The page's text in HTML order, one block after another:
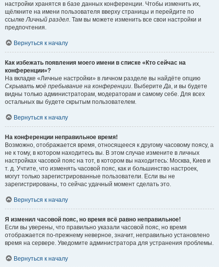
настройки хранятся в базе данных конференции. Чтобы изменить их,
щёлкните на имени пользователя вверху страницы и перейдите по
ссылкеЛичный раздел. Там вы можете изменить все свои настройки и
предпочтения.
Вернуться к началу
Как избежать появления моего имени в списке «Кто сейчас на
конференции»?
На вкладке «Личные настройки» в личном разделе вы найдёте опцию
Скрывать моё пребывание на конференции. ВыберитеДа, и вы будете
видны только администраторам, модераторам и самому себе. Для всех
остальных вы будете скрытым пользователем.
Вернуться к началу
На конференции неправильное время!
Возможно, отображается время, относящееся к другому часовому поясу, а
не к тому, в котором находитесь вы. В этом случае измените в личных
настройках часовой пояс на тот, в котором вы находитесь: Москва, Киев и
т. д. Учтите, что изменять часовой пояс, как и большинство настроек,
могут только зарегистрированные пользователи. Если вы не
зарегистрированы, то сейчас удачный момент сделать это.
Вернуться к началу
Я изменил часовой пояс, но время всё равно неправильное!
Если вы уверены, что правильно указали часовой пояс, но время
отображается по-прежнему неверное, значит, неправильно установлено
время на сервере. Уведомите администратора для устранения проблемы.
Вернуться к началу